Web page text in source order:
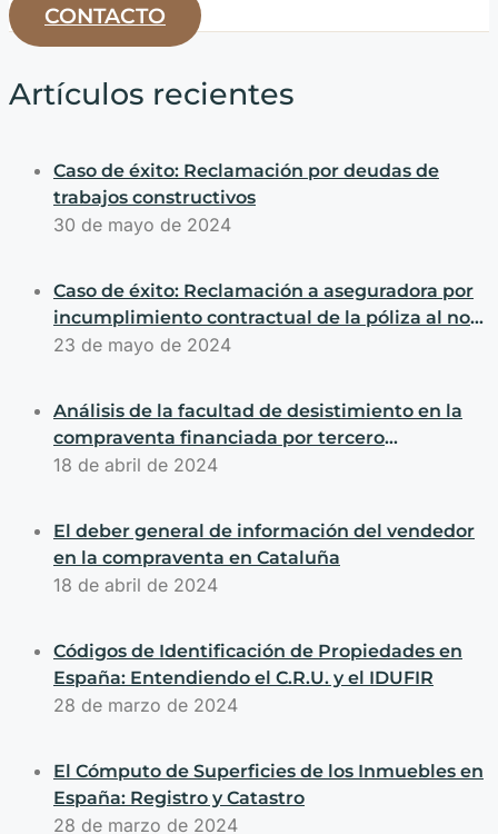
CONTACTO
Artículos recientes
Caso de éxito: Reclamación por deudas de
trabajos constructivos
30 de mayo de 2024
Caso de éxito: Reclamación a aseguradora por
incumplimiento contractual de la póliza al no
asumir el coste de substitución de la bomba de
23 de mayo de 2024
Análisis de la facultad de desistimiento en la
compraventa financiada por tercero
basándonos en la normativa catalana
18 de abril de 2024
El deber general de información del vendedor
en la compraventa en Cataluña
18 de abril de 2024
Códigos de Identificación de Propiedades en
España: Entendiendo el C.R.U. y el IDUFIR
28 de marzo de 2024
El Cómputo de Superficies de los Inmuebles en
España: Registro y Catastro
28 de marzo de 2024